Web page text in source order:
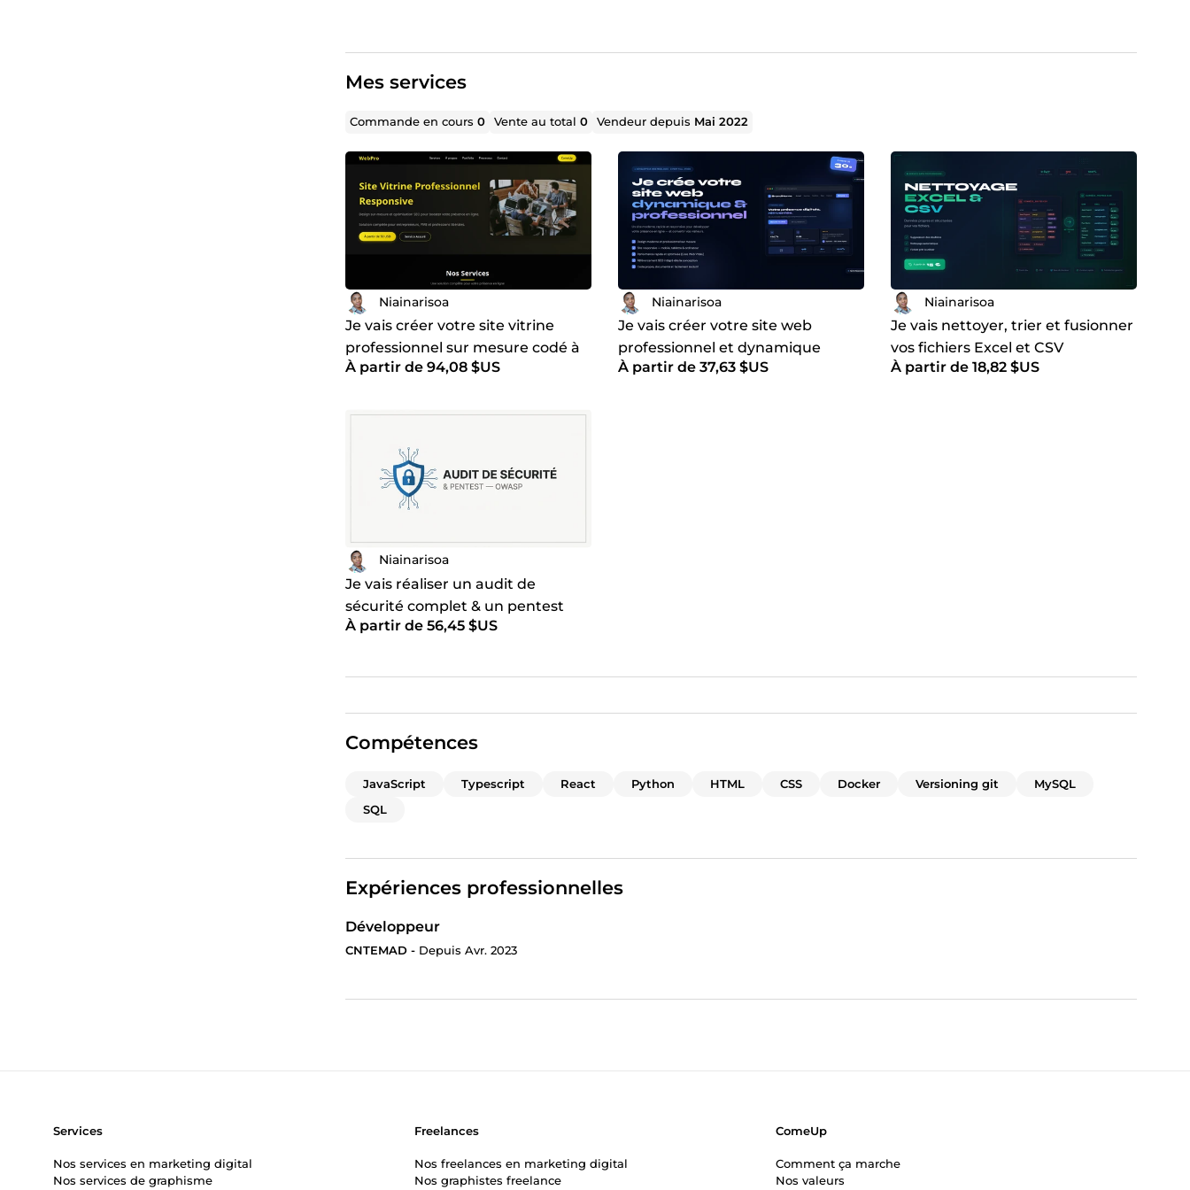
Mes services
Commande en cours0 Vente au total0 Vendeur depuis Mai 2022
Niainarisoa
Je vais créer votre site vitrine
professionnel sur mesure codé à
la main
À partir de 94,08 $US
Niainarisoa
Je vais créer votre site web
professionnel et dynamique
À partir de 37,63 $US
Niainarisoa
Je vais nettoyer, trier et fusionner
vos fichiers Excel et CSV
À partir de 18,82 $US
Niainarisoa
Je vais réaliser un audit de
sécurité complet & un pentest
professionnel de votre site web
À partir de 56,45 $US
Compétences
JavaScript Typescript React Python HTML CSS Docker Versioning git
MySQL
SQL
Expériences professionnelles
Développeur
CNTEMAD - Depuis Avr. 2023
Services
Nos services en marketing digital
Nos services de graphisme
Freelances
Nos freelances en marketing digital
Nos graphistes freelance
ComeUp
Comment ça marche
Nos valeurs